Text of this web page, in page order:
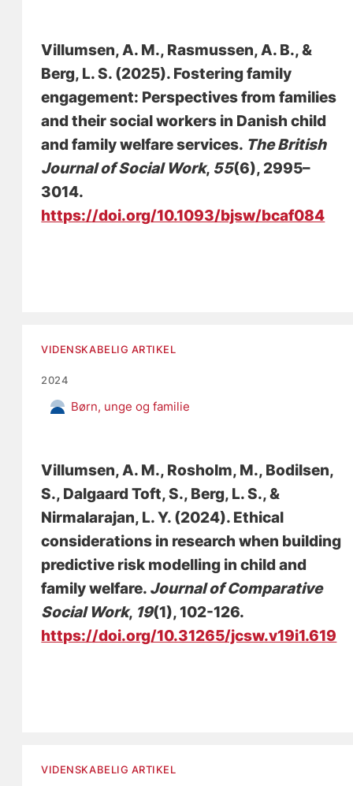
Villumsen, A. M., Rasmussen, A. B., &
Berg, L. S. (2025). Fostering family
engagement: Perspectives from families
and their social workers in Danish child
and family welfare services. The British
Journal of Social Work, 55(6), 2995–
3014.
https://doi.org/10.1093/bjsw/bcaf084
VIDENSKABELIG ARTIKEL
2024
Børn, unge og familie
Villumsen, A. M., Rosholm, M., Bodilsen,
S., Dalgaard Toft, S., Berg, L. S., &
Nirmalarajan, L. Y. (2024). Ethical
considerations in research when building
predictive risk modelling in child and
family welfare. Journal of Comparative
Social Work, 19(1), 102-126.
https://doi.org/10.31265/jcsw.v19i1.619
VIDENSKABELIG ARTIKEL